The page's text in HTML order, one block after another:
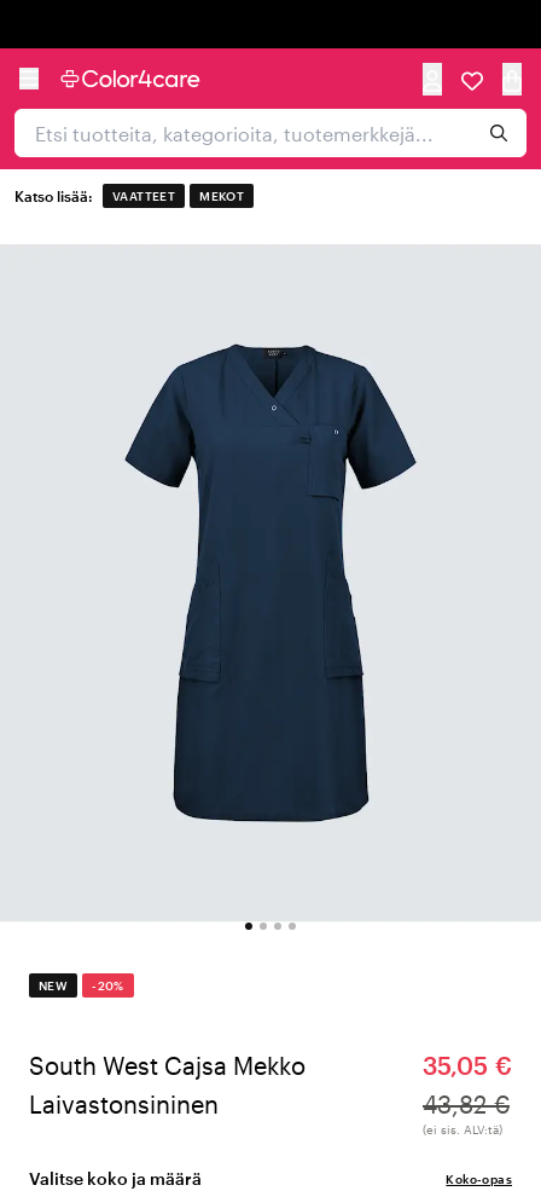
Katso lisää: VAATTEET MEKOT
NEW -20%
South West Cajsa Mekko
Laivastonsininen
35,05 €
43,82 €
(ei sis. ALV:tä)
Valitse koko ja määrä Koko-opas